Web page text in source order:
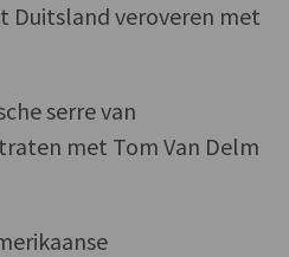
Duitsland veroveren met
serre van
met Tom Van Delm